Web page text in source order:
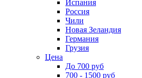
Испания
Россия
Чили
Новая Зеландия
Германия
Грузия
Цена
До 700 руб
700 - 1500 руб